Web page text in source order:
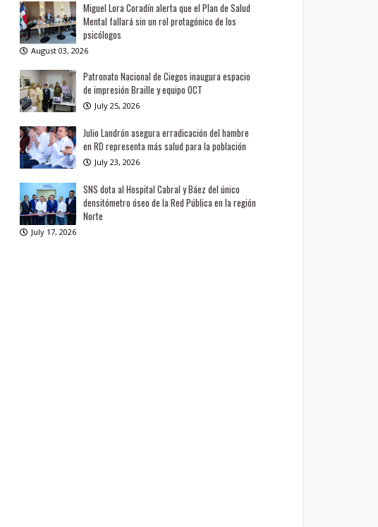
Miguel Lora Coradín alerta que el Plan de Salud
Mental fallará sin un rol protagónico de los
psicólogos
August 03, 2026
Patronato Nacional de Ciegos inaugura espacio
de impresión Braille y equipo OCT
July 25, 2026
Julio Landrón asegura erradicación del hambre
en RD representa más salud para la población
July 23, 2026
SNS dota al Hospital Cabral y Báez del único
densitómetro óseo de la Red Pública en la región
Norte
July 17, 2026